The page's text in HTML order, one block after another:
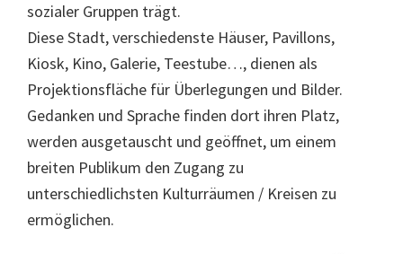
sozialer Gruppen trägt.
Diese Stadt, verschiedenste Häuser, Pavillons,
Kiosk, Kino, Galerie, Teestube…, dienen als
Projektionsfläche für Überlegungen und Bilder.
Gedanken und Sprache finden dort ihren Platz,
werden ausgetauscht und geöffnet, um einem
breiten Publikum den Zugang zu
unterschiedlichsten Kulturräumen / Kreisen zu
ermöglichen.